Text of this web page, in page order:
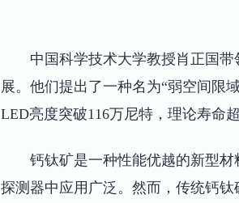
中国科学技术大学教授肖正国
展。他们提出了一种名为“弱空间限
LED亮度突破116万尼特，理论寿命超
钙钛矿是一种性能优越的新型
探测器中应用广泛。然而，传统钙